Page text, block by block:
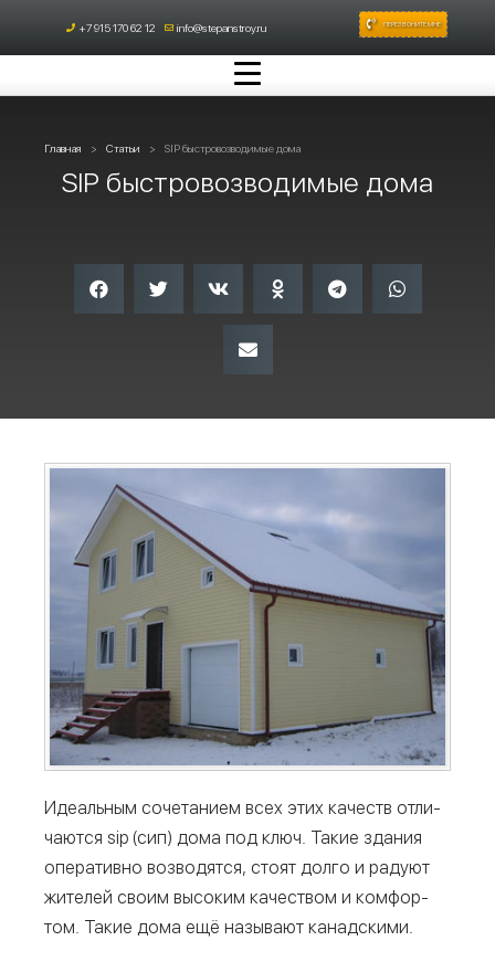
+7 915 170 62 12 info@stepanstroy.ru ПЕРЕЗВОНИТЕ МНЕ
Главная Статьи SIP быстровозводимые дома
SIP быстровозводимые дома
Иде­аль­ным соче­та­ни­ем всех этих качеств отли­
ча­ют­ся sip (сип) дома под ключ. Такие зда­ния
опе­ра­тив­но воз­во­дят­ся, сто­ят дол­го и раду­ют
жите­лей сво­им высо­ким каче­ством и ком­фор­
том. Такие дома ещё назы­ва­ют канадскими.